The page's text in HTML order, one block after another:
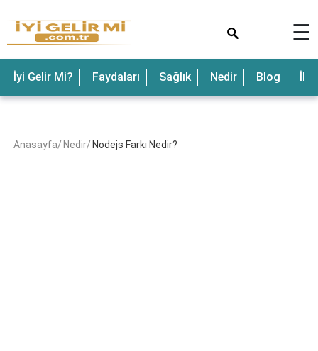
☰
İyi Gelir Mi? Faydaları Sağlık Nedir Blog
Anasayfa Nedir Nodejs Farkı Nedir?